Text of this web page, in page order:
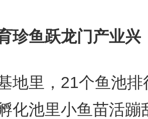
鱼跃龙门产业兴
里，21个鱼池排
化池里小鱼苗活蹦